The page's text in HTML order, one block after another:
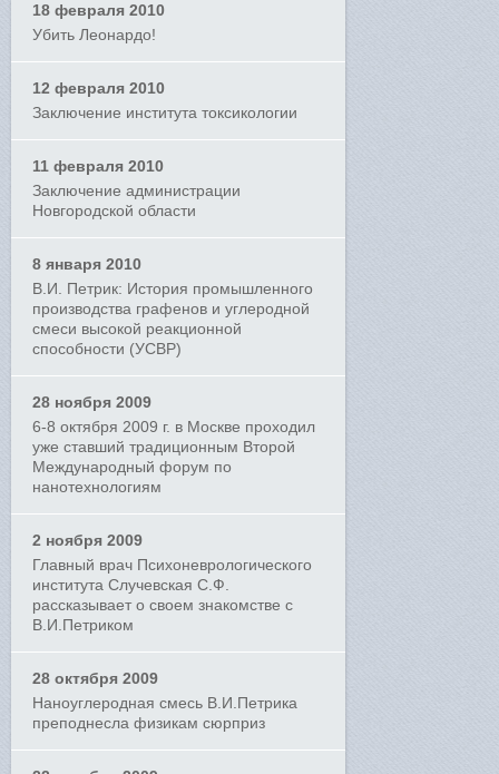
18 февраля 2010
Убить Леонардо!
12 февраля 2010
Заключение института токсикологии
11 февраля 2010
Заключение администрации
Новгородской области
8 января 2010
В.И. Петрик: История промышленного
производства графенов и углеродной
смеси высокой реакционной
способности (УСВР)
28 ноября 2009
6-8 октября 2009 г. в Москве проходил
уже ставший традиционным Второй
Международный форум по
нанотехнологиям
2 ноября 2009
Главный врач Психоневрологического
института Случевская С.Ф.
рассказывает о своем знакомстве с
В.И.Петриком
28 октября 2009
Наноуглеродная смесь В.И.Петрика
преподнесла физикам сюрприз